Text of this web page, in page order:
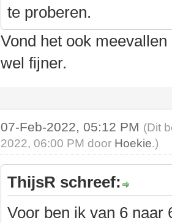
te proberen.
Vond het ook
wel fijner.
07-Feb-2022, 05:12 PM (Dit
2022, 06:00 PM door Hoekie.)
ThijsR schreef:
Voor ben ik van 6 naar